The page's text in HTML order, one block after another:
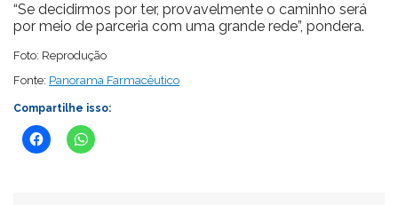
“Se decidirmos por ter, provavelmente o caminho será
por meio de parceria com uma grande rede”, pondera.
Foto: Reprodução
Fonte: Panorama Farmacêutico
Compartilhe isso: